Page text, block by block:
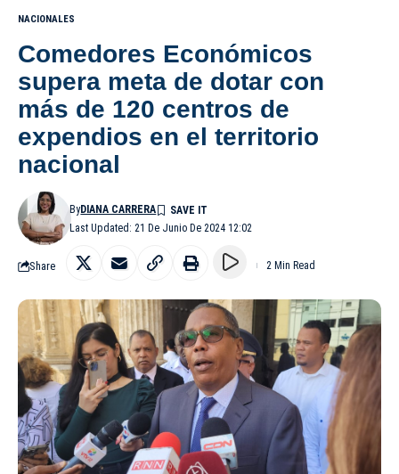
NACIONALES
Comedores Económicos
supera meta de dotar con
más de 120 centros de
expendios en el territorio
nacional
Last Updated: 21 De Junio De 2024 12:02
ByDIANA CARRERA
Share 2 Min Read